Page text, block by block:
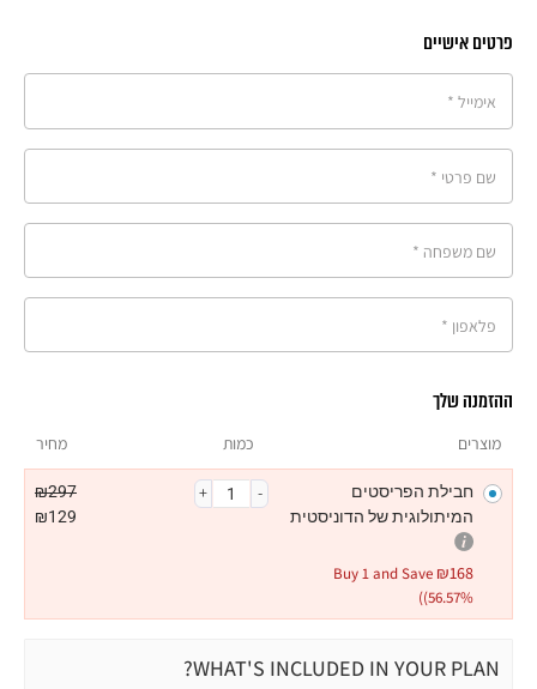
פרטים אישיים
אימייל *
שם פרטי *
שם משפחה *
פלאפון *
ההזמנה שלך
מוצרים כמות מחיר
חבילת הפריסטים
המיתולוגית של הדוניסטית
Buy 1 and Save ₪168
(56.57%)
₪297
₪129
WHAT'S INCLUDED IN YOUR PLAN?